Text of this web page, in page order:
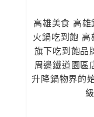
高雄美食 高雄
火鍋吃到飽 高
旗下吃到飽品
周邊鐵道園區
升降鍋物界的